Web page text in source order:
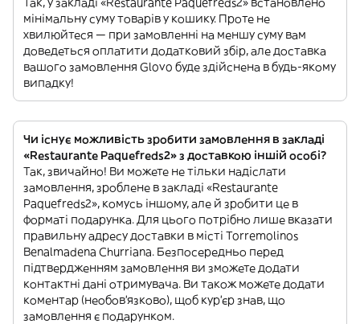
мінімальну суму товарів у кошику. Проте не
хвилюйтеся — при замовленні на меншу суму вам
доведеться оплатити додатковий збір, але доставка
вашого замовлення Glovo буде здійснена в будь-якому
випадку!
Чи існує можливість зробити замовлення в закладі
«Restaurante Paquefreds2» з доставкою іншій особі?
Так, звичайно! Ви можете не тільки надіслати
замовлення, зроблене в закладі «Restaurante
Paquefreds2», комусь іншому, але й зробити це в
форматі подарунка. Для цього потрібно лише вказати
правильну адресу доставки в місті Torremolinos
Benalmadena Churriana. Безпосередньо перед
підтвердженням замовлення ви зможете додати
контактні дані отримувача. Ви також можете додати
коментар (необов'язково), щоб кур'єр знав, що
замовлення є подарунком.